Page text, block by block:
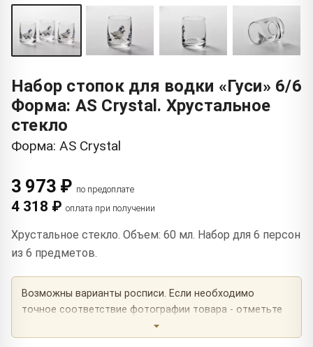
Набор стопок для водки «Гуси» 6/6
Форма: AS Crystal. Хрустальное
стекло
Форма: AS Crystal
3 973 ₽ по предоплате
4 318 ₽ оплата при получении
Хрустальное стекло. Объем: 60 мл. Набор для 6 персон
из 6 предметов.
Возможны варианты росписи. Если необходимо
точное соответствие фотографии товара - отметьте
это в комментарии к заказу.